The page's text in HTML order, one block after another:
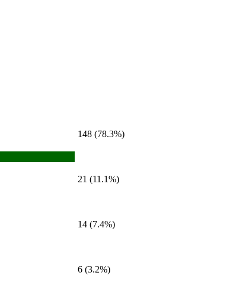
148 (78.3%)
21 (11.1%)
14 (7.4%)
6 (3.2%)